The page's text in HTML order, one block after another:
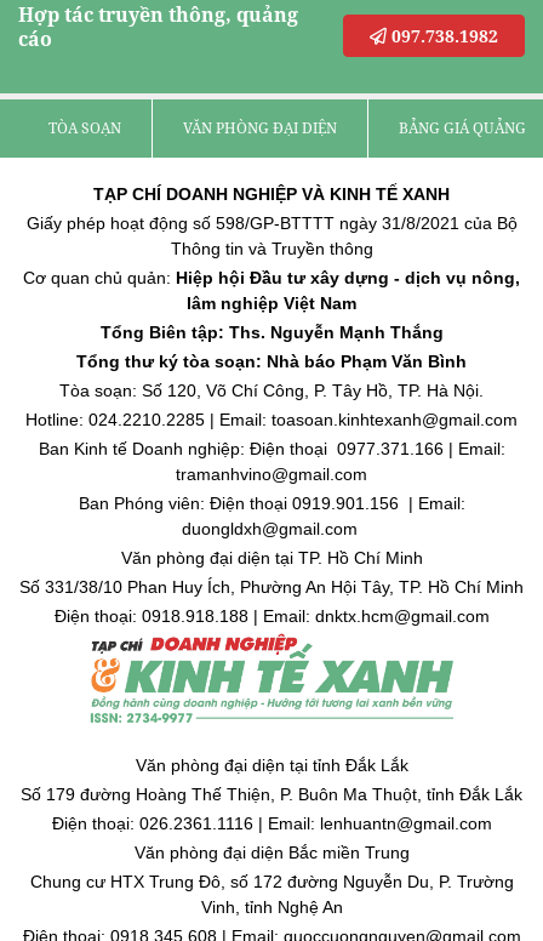
Hợp tác truyền thông, quảng
cáo
097.738.1982
TÒA SOẠN VĂN PHÒNG ĐẠI DIỆN BẢNG GIÁ QUẢNG
TẠP CHÍ DOANH NGHIỆP VÀ KINH TẾ XANH
Giấy phép hoạt động số 598/GP-BTTTT ngày 31/8/2021 của Bộ
Thông tin và Truyền thông
Cơ quan chủ quản: Hiệp hội Đầu tư xây dựng - dịch vụ nông,
lâm nghiệp Việt Nam
Tổng Biên tập: Ths. Nguyễn Mạnh Thắng
Tổng thư ký tòa soạn: Nhà báo Phạm Văn Bình
Tòa soạn: Số 120, Võ Chí Công, P. Tây Hồ, TP. Hà Nội.
Hotline: 024.2210.2285 | Email: toasoan.kinhtexanh@gmail.com
Ban Kinh tế Doanh nghiệp: Điện thoại 0977.371.166 | Email:
tramanhvino@gmail.com
Ban Phóng viên: Điện thoại 0919.901.156 | Email:
duongldxh@gmail.com
Văn phòng đại diện tại TP. Hồ Chí Minh
Số 331/38/10 Phan Huy Ích, Phường An Hội Tây, TP. Hồ Chí Minh
Điện thoại: 0918.918.188 | Email: dnktx.hcm@gmail.com
Văn phòng đại diện tại tỉnh Đắk Lắk
Số 179 đường Hoàng Thế Thiện, P. Buôn Ma Thuột, tỉnh Đắk Lắk
Điện thoại: 026.2361.1116 | Email: lenhuantn@gmail.com
Văn phòng đại diện Bắc miền Trung
Chung cư HTX Trung Đô, số 172 đường Nguyễn Du, P. Trường
Vinh, tỉnh Nghệ An
Điện thoại: 0918.345.608 | Email: quoccuongnguyen@gmail.com